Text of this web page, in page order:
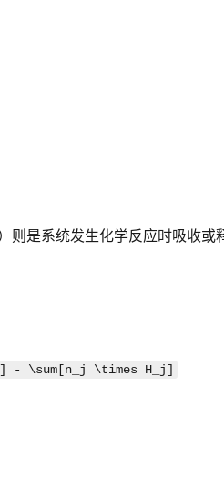
是系统发生化学反应时吸收或
- \sum[n_j \times H_j]